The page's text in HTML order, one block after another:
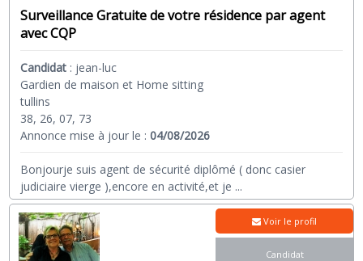
Surveillance Gratuite de votre résidence par agent
avec CQP
Candidat : jean-luc
Gardien de maison et Home sitting
tullins
38, 26, 07, 73
Annonce mise à jour le :04/08/2026
Bonjourje suis agent de sécurité diplômé ( donc casier
judiciaire vierge ),encore en activité,et je ...
Voir le profil
Candidat